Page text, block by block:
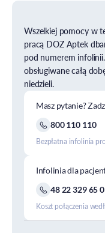
Wszelkiej pomocy w
pracą DOZ Aptek
pod numerem infolinii.
obsługiwane całą
niedzieli.
Masz pytanie?
800 110 110
Bezpłatna infolinia
Infolinia dla
48 22 329 65
Koszt połączenia